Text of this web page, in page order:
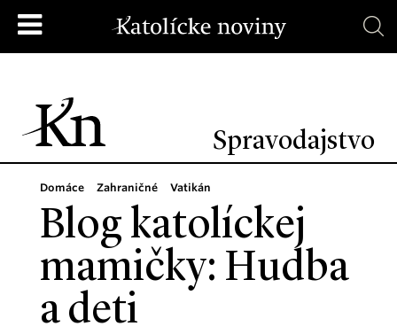
Spravodajstvo
Domáce Zahraničné Vatikán
Blog katolíckej
mamičky: Hudba
a deti